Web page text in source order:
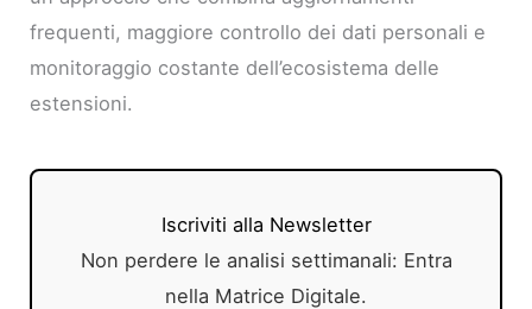
frequenti, maggiore controllo dei dati personali e
monitoraggio costante dell’ecosistema delle
estensioni.
Iscriviti alla Newsletter
Non perdere le analisi settimanali: Entra
nella Matrice Digitale.